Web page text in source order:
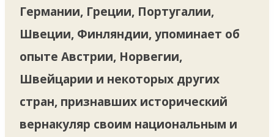
Германии, Греции, Португалии,
Швеции, Финляндии, упоминает об
опыте Австрии, Норвегии,
Швейцарии и некоторых других
стран, признавших исторический
вернакуляр своим национальным и